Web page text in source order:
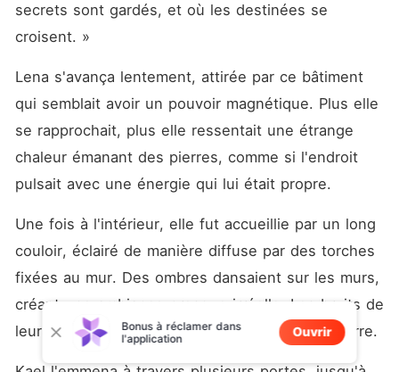
secrets sont gardés, et où les destinées se
croisent. »
Lena s'avança lentement, attirée par ce bâtiment
qui semblait avoir un pouvoir magnétique. Plus elle
se rapprochait, plus elle ressentait une étrange
chaleur émanant des pierres, comme si l'endroit
pulsait avec une énergie qui lui était propre.
Une fois à l'intérieur, elle fut accueillie par un long
couloir, éclairé de manière diffuse par des torches
fixées au mur. Des ombres dansaient sur les murs,
créant une ambiance presque irréelle. Les bruits de
leurs pas se faisaient étouffés sur le sol en pierre.
Bonus à réclamer dans
l'application
Ouvrir